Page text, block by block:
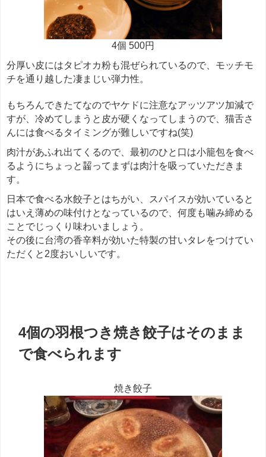
4個 500円
分厚い皮にはタピオカ粉も混ぜられているので、モッチモ
チを通り越した凄まじい弾力性。
もちろんできたてなのでヤケドに注意なアッツアツ加減で
すが、冷めてしまうと皮が硬くなってしまうので、猫舌さ
んには食べるタイミングが難しいですね(笑)
肉汁があふれ出てくるので、最初のひと口は小籠包を食べ
るようにちょっと齧ってまずは肉汁を吸っていただきま
す。
日本で食べる水餃子とはちがい、スパイスが効いていると
はいえ薄めの味付けとなっているので、何度も噛み締める
ことでじっくり味わいましょう。
その後に台湾の香辛料が効いた特製の甘いタレをつけてい
ただくと2度おいしいです。
4個の羽根つき焼き餃子はそのまま
で食べられます
焼き餃子